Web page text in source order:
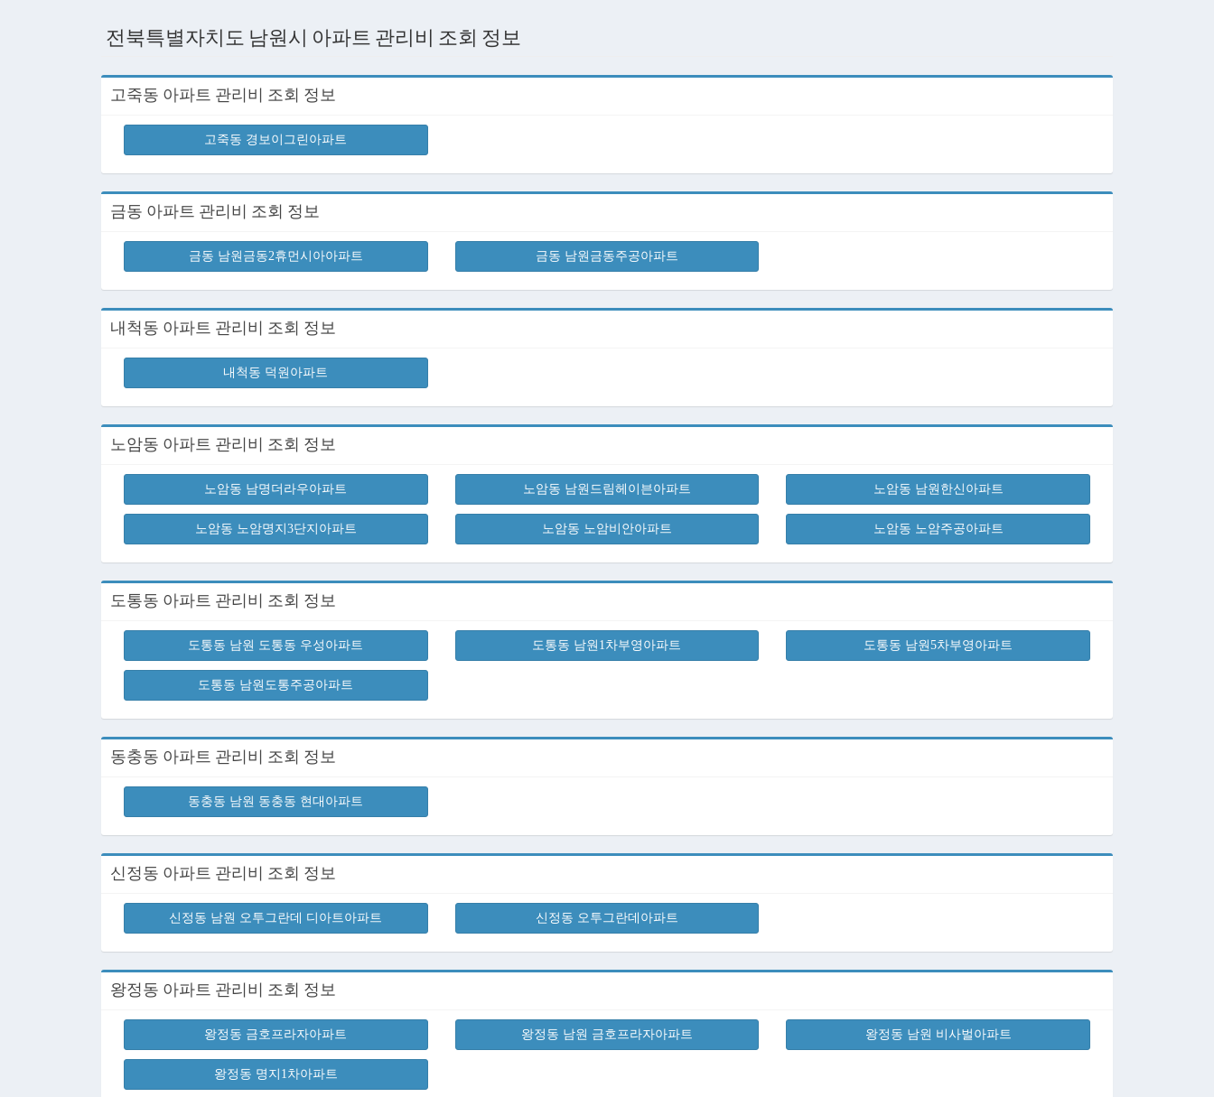
전북특별자치도 남원시 아파트 관리비 조회 정보
고죽동 아파트 관리비 조회 정보
고죽동 경보이그린아파트
금동 아파트 관리비 조회 정보
금동 남원금동2휴먼시아아파트 금동 남원금동주공아파트
내척동 아파트 관리비 조회 정보
내척동 덕원아파트
노암동 아파트 관리비 조회 정보
노암동 남명더라우아파트 노암동 남원드림헤이븐아파트 노암동 남원한신아파트
노암동 노암명지3단지아파트 노암동 노암비안아파트 노암동 노암주공아파트
도통동 아파트 관리비 조회 정보
도통동 남원 도통동 우성아파트 도통동 남원1차부영아파트 도통동 남원5차부영아파트
도통동 남원도통주공아파트
동충동 아파트 관리비 조회 정보
동충동 남원 동충동 현대아파트
신정동 아파트 관리비 조회 정보
신정동 남원 오투그란데 디아트아파트 신정동 오투그란데아파트
왕정동 아파트 관리비 조회 정보
왕정동 금호프라자아파트 왕정동 남원 금호프라자아파트 왕정동 남원 비사벌아파트
왕정동 명지1차아파트